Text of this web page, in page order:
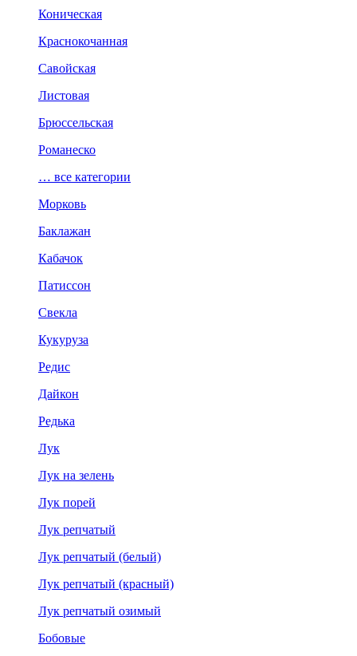
Коническая
Краснокочанная
Савойская
Листовая
Брюссельская
Романеско
… все категории
Морковь
Баклажан
Кабачок
Патиссон
Свекла
Кукуруза
Редис
Дайкон
Редька
Лук
Лук на зелень
Лук порей
Лук репчатый
Лук репчатый (белый)
Лук репчатый (красный)
Лук репчатый озимый
Бобовые